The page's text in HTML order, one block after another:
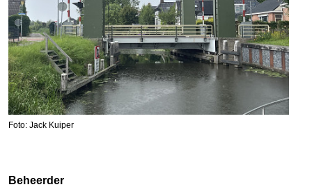
Foto: Jack Kuiper
Beheerder